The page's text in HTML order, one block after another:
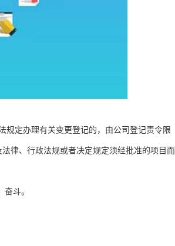
规定办理有关变更登记的，由公司登记责令限
律、行政法规或者决定规定须经批准的项目而
斗。